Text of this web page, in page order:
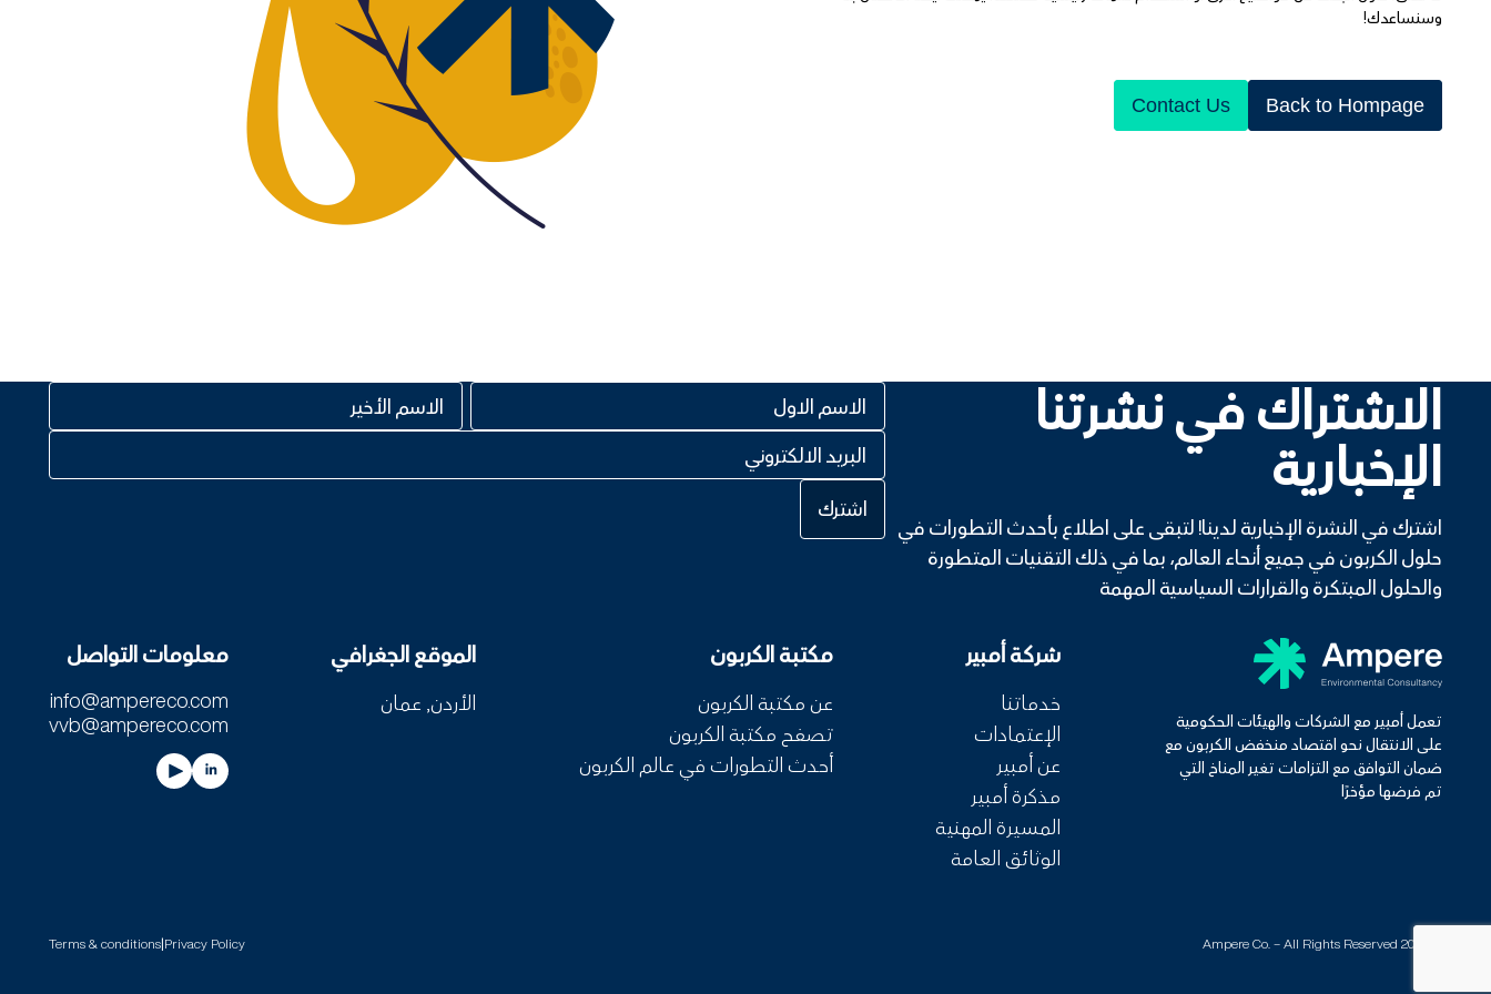
وسنساعدك!
Back to Hompage
Contact Us
الاشتراك في نشرتنا
الإخبارية
اشترك في النشرة الإخبارية لدينا! لتبقى على اطلاع بأحدث التطورات في
حلول الكربون في جميع أنحاء العالم، بما في ذلك التقنيات المتطورة
والحلول المبتكرة والقرارات السياسية المهمة
شكرا لك على الاشتراك في النشرة الإخبارية!
ترقبوا التحديثات المثيرة والمحتوى الحصري والعروض الخاصة. يسعدنا أن تكون جزءًا من مجتمعنا.!
تعمل أمبير مع الشركات والهيئات الحكومية
على الانتقال نحو اقتصاد منخفض الكربون مع
ضمان التوافق مع التزامات تغير المناخ التي
تم فرضها مؤخرًا
شركة أمبير
خدماتنا
الإعتمادات
عن أمبير
مذكرة أمبير
المسيرة المهنية
الوثائق العامة
مكتبة الكربون
عن مكتبة الكربون
تصفح مكتبة الكربون
أحدث التطورات في عالم الكربون
الموقع الجغرافي
الأردن, عمان
معلومات التواصل
info@ampereco.com
vvb@ampereco.com
Privacy Policy
|
Terms & conditions